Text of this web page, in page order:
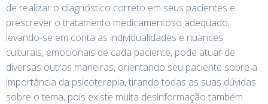
de realizar o diagnóstico correto em seus pacientes e
prescrever o tratamento medicamentoso adequado,
levando-se em conta as individualidades e nuances
culturais, emocionais de cada paciente, pode atuar de
diversas outras maneiras, orientando seu paciente sobre a
importância da psicoterapia, tirando todas as suas dúvidas
sobre o tema, pois existe muita desinformação também